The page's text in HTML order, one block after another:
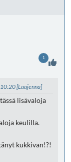
10:20[Laajenna]
lisävaloja
keulilla.
kukkivan!?!
1